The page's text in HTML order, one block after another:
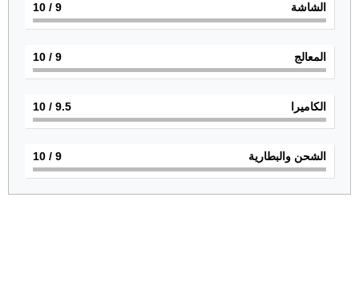
الشاشة 9
/ 10
المعالج 9
/ 10
الكاميرا 9.5
/ 10
الشحن والبطارية 9
/ 10